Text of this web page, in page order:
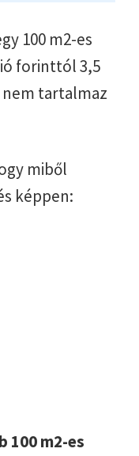
100 m2-es
forinttól 3,5
tartalmaz
miből
képpen:
100 m2-es